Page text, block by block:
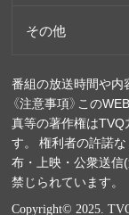
その他
番組の放送時間や内
《注意事項》この
真等の著作権は
す。 権利者の許諾
布・上映・公衆送信
禁じられています。
Copyright© 2025.